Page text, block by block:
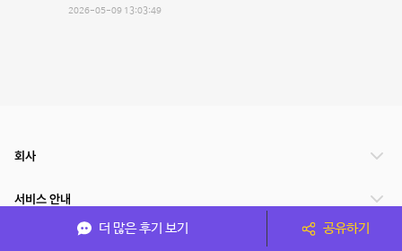
2026-05-09 13:03:49
더 많은 후기 보기 공유하기
회사
서비스 안내